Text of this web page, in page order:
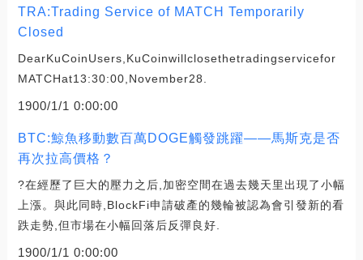
TRA:Trading Service of MATCH Temporarily
Closed
DearKuCoinUsers,KuCoinwillclosethetradingservicefor
MATCHat13:30:00,November28.
1900/1/1 0:00:00
BTC:鯨魚移動數百萬DOGE觸發跳躍——馬斯克是否
再次拉高價格？
?在經歷了巨大的壓力之后,加密空間在過去幾天里出現了小幅
上漲。與此同時,BlockFi申請破產的幾輪被認為會引發新的看
跌走勢,但市場在小幅回落后反彈良好.
1900/1/1 0:00:00